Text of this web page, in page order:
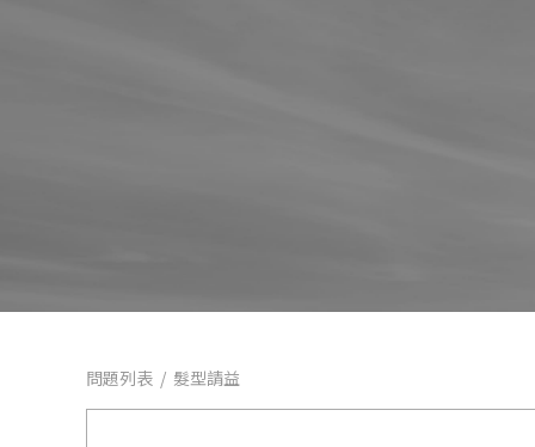
問題列表 / 髮型請益